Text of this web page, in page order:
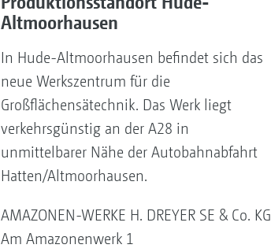
Altmoorhausen
In Hude-Altmoorhausen befindet sich das
neue Werkszentrum für die
Großflächensätechnik. Das Werk liegt
verkehrsgünstig an der A28 in
unmittelbarer Nähe der Autobahnabfahrt
Hatten/Altmoorhausen.
AMAZONEN-WERKE H. DREYER SE & Co. KG
Am Amazonenwerk 1